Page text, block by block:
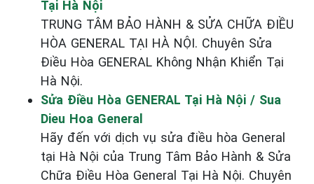
Tại Hà Nội
TRUNG TÂM BẢO HÀNH & SỬA CHỮA ĐIỀU
HÒA GENERAL TẠI HÀ NỘI. Chuyên Sửa
Điều Hòa GENERAL Không Nhận Khiển Tại
Hà Nội.
Sửa Điều Hòa GENERAL Tại Hà Nội / Sua
Dieu Hoa General
Hãy đến với dịch vụ sửa điều hòa General
tại Hà Nội của Trung Tâm Bảo Hành & Sửa
Chữa Điều Hòa General Tại Hà Nội. Chuyên